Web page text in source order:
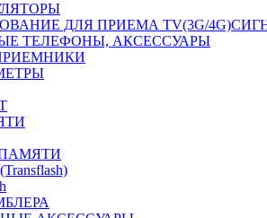
ДЛЯ ПРИЕМА TV(3G/
ТЕЛЕФОНЫ, АКСЕССУАРЫ